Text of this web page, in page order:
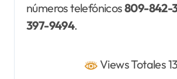
números telefónicos809-842-
397-9494.
Views Totales 13